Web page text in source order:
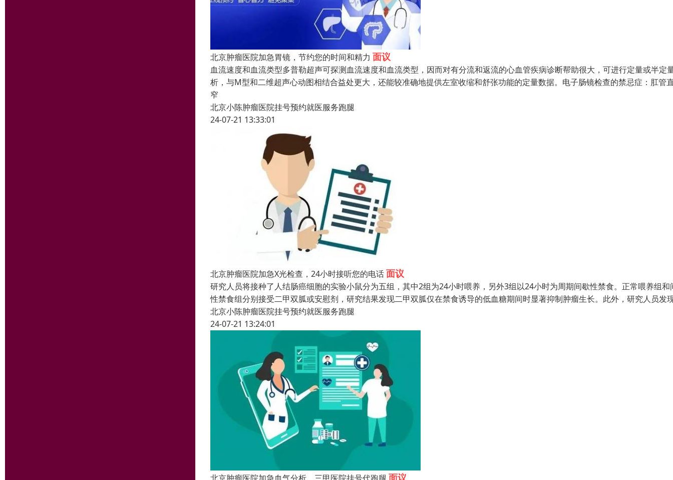
北京肿瘤医院加急胃镜，节约您的时间和精力 面议
血流速度和血流类型多普勒超声可探测血流速度和血流类型，因而对有分流和返流的心血管疾病诊断帮助很大，可进行定量或半定
析，与M型和二维超声心动图相结合益处更大，还能较准确地提供左室收缩和舒张功能的定量数据。电子肠镜检查的禁忌症：肛管
窄
北京小陈肿瘤医院挂号预约就医服务跑腿
24-07-21 13:33:01
北京肿瘤医院加急X光检查，24小时接听您的电话面议
研究人员将接种了人结肠癌细胞的实验小鼠分为五组，其中2组为24小时喂养，另外3组以24小时为周期间歇性禁食。正常喂养组和
性禁食组分别接受二甲双胍或安慰剂，研究结果发现二甲双胍仅在禁食诱导的低血糖期间时显著抑制肿瘤生长。此外，研究人员发
北京小陈肿瘤医院挂号预约就医服务跑腿
24-07-21 13:24:01
面议